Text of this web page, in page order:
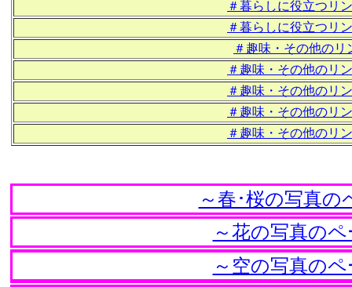
＃暮らしに役立つリ
＃暮らしに役立つリ
＃趣味・その他のリ
＃趣味・その他のリ
＃趣味・その他のリ
＃趣味・その他のリ
＃趣味・その他のリ
～春･桜の写真の
～花の写真の
～空の写真の